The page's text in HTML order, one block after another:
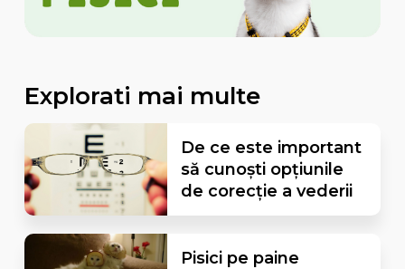
Explorati mai multe
De ce este important
să cunoști opțiunile
de corecție a vederii
Pisici pe paine